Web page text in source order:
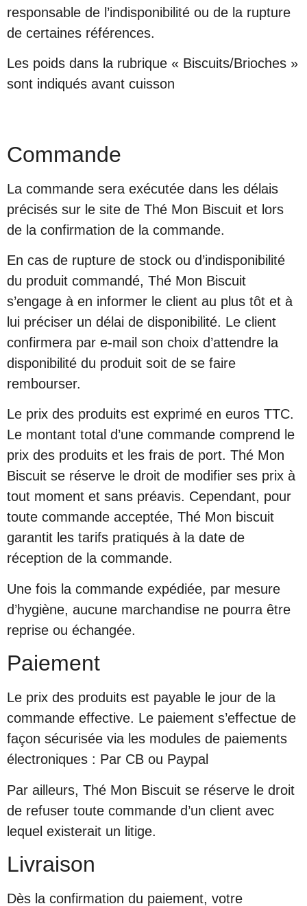
responsable de l’indisponibilité ou de la rupture
de certaines références.
Les poids dans la rubrique « Biscuits/Brioches »
sont indiqués avant cuisson
Commande
La commande sera exécutée dans les délais
précisés sur le site de Thé Mon Biscuit et lors
de la confirmation de la commande.
En cas de rupture de stock ou d’indisponibilité
du produit commandé, Thé Mon Biscuit
s’engage à en informer le client au plus tôt et à
lui préciser un délai de disponibilité. Le client
confirmera par e-mail son choix d’attendre la
disponibilité du produit soit de se faire
rembourser.
Le prix des produits est exprimé en euros TTC.
Le montant total d’une commande comprend le
prix des produits et les frais de port. Thé Mon
Biscuit se réserve le droit de modifier ses prix à
tout moment et sans préavis. Cependant, pour
toute commande acceptée, Thé Mon biscuit
garantit les tarifs pratiqués à la date de
réception de la commande.
Une fois la commande expédiée, par mesure
d’hygiène, aucune marchandise ne pourra être
reprise ou échangée.
Paiement
Le prix des produits est payable le jour de la
commande effective. Le paiement s’effectue de
façon sécurisée via les modules de paiements
électroniques : Par CB ou Paypal
Par ailleurs, Thé Mon Biscuit se réserve le droit
de refuser toute commande d’un client avec
lequel existerait un litige.
Livraison
Dès la confirmation du paiement, votre